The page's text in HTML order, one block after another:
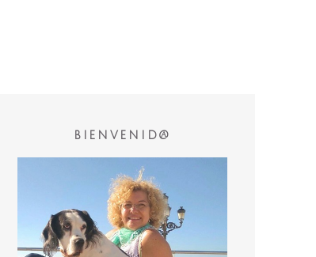
BIENVENID@